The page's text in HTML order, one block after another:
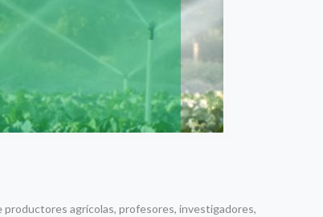
productores agrícolas, profesores, investigadores,